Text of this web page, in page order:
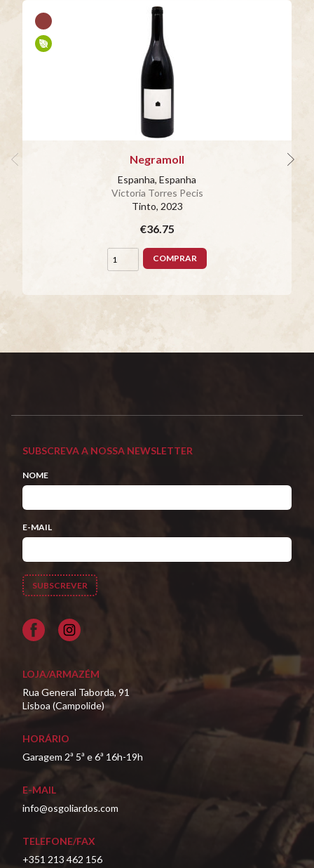
Negramoll
Espanha, Espanha
Victoria Torres Pecis
Tinto, 2023
€36.75
COMPRAR
SUBSCREVA A NOSSA NEWSLETTER
NOME
E-MAIL
Facebook
LOJA/ARMAZÉM
Rua General Taborda, 91
Lisboa (Campolide)
HORÁRIO
Garagem 2ª 5ª e 6ª 16h-19h
E-MAIL
info@osgoliardos.com
TELEFONE/FAX
+351 213 462 156